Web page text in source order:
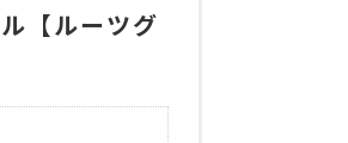
【ルーツグ